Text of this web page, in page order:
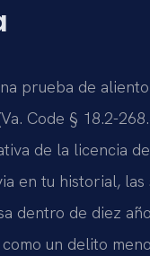
prueba de
Code § 18.2-
de la licencia
en tu historial,
dentro de diez
un delito